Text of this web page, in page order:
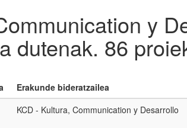
y
dutenak. 86
Erakunde bideratzailea
KCD - Kultura, Communication y Desarrollo